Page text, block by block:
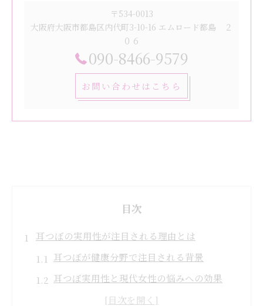
〒534-0013
大阪府大阪市都島区内代町3-10-16 エムロード都島 ２
０６
090-8466-9579
お問い合わせはこちら
目次
耳つぼの実用性が注目される理由とは
耳つぼが健康分野で注目される背景
耳つぼ実用性と現代女性の悩みへの効果
耳つぼがもたらす期待と本当の理由